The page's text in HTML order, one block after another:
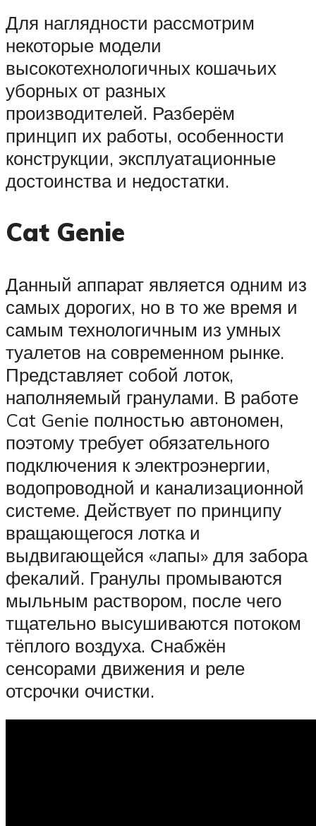
Для наглядности рассмотрим
некоторые модели
высокотехнологичных кошачьих
уборных от разных
производителей. Разберём
принцип их работы, особенности
конструкции, эксплуатационные
достоинства и недостатки.
Cat Genie
Данный аппарат является одним из
самых дорогих, но в то же время и
самым технологичным из умных
туалетов на современном рынке.
Представляет собой лоток,
наполняемый гранулами. В работе
Cat Genie полностью автономен,
поэтому требует обязательного
подключения к электроэнергии,
водопроводной и канализационной
системе. Действует по принципу
вращающегося лотка и
выдвигающейся «лапы» для забора
фекалий. Гранулы промываются
мыльным раствором, после чего
тщательно высушиваются потоком
тёплого воздуха. Снабжён
сенсорами движения и реле
отсрочки очистки.